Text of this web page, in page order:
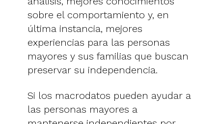
sobre el comportamiento y, en
última instancia, mejores
experiencias para las personas
mayores y sus familias que buscan
preservar su independencia.
Si los macrodatos pueden ayudar a
las personas mayores a